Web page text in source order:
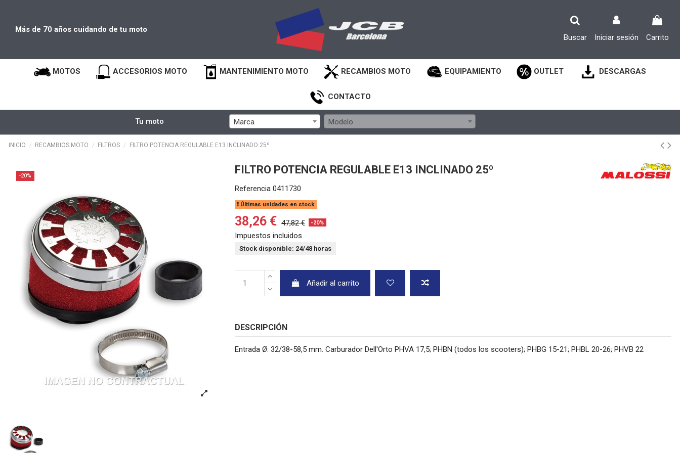
Más de 70 años cuidando de tu moto
Buscar
Iniciar sesión Carrito
MOTOS ACCESORIOS MOTO MANTENIMIENTO MOTO RECAMBIOS MOTO EQUIPAMIENTO OUTLET DESCARGAS
CONTACTO
Tu moto Marca Modelo
INICIO RECAMBIOS MOTO FILTROS FILTRO POTENCIA REGULABLE E13 INCLINADO 25º
-20% FILTRO POTENCIA REGULABLE E13 INCLINADO 25º
Referencia 0411730
Últimas unidades en stock
38,26 € 47,82 € -20%
Impuestos incluidos
Stock disponible: 24/48 horas
Añadir al carrito
DESCRIPCIÓN
Entrada Ø: 32/38-58,5 mm. Carburador Dell'Orto PHVA 17,5; PHBN (todos los scooters); PHBG 15-21; PHBL 20-26; PHVB 22